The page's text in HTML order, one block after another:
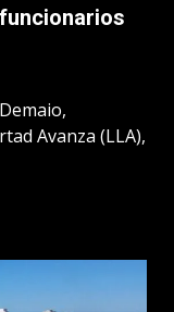
Avanza (LLA),